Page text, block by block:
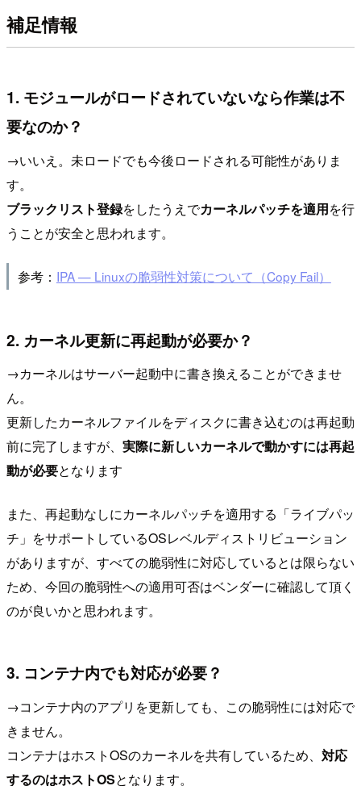
補足情報
1. モジュールがロードされていないなら作業は不
要なのか？
→いいえ。未ロードでも今後ロードされる可能性がありま
す。
ブラックリスト登録をしたうえでカーネルパッチを適用を行
うことが安全と思われます。
参考： IPA — Linuxの脆弱性対策について（Copy Fail）
2. カーネル更新に再起動が必要か？
→カーネルはサーバー起動中に書き換えることができませ
ん。
更新したカーネルファイルをディスクに書き込むのは再起動
前に完了しますが、 実際に新しいカーネルで動かすには再起
動が必要となります
また、再起動なしにカーネルパッチを適用する「ライブパッ
チ」をサポートしているOSレベルディストリビューション
がありますが、すべての脆弱性に対応しているとは限らない
ため、今回の脆弱性への適用可否はベンダーに確認して頂く
のが良いかと思われます。
3. コンテナ内でも対応が必要？
→コンテナ内のアプリを更新しても、この脆弱性には対応で
きません。
コンテナはホストOSのカーネルを共有しているため、 対応
するのはホストOSとなります。